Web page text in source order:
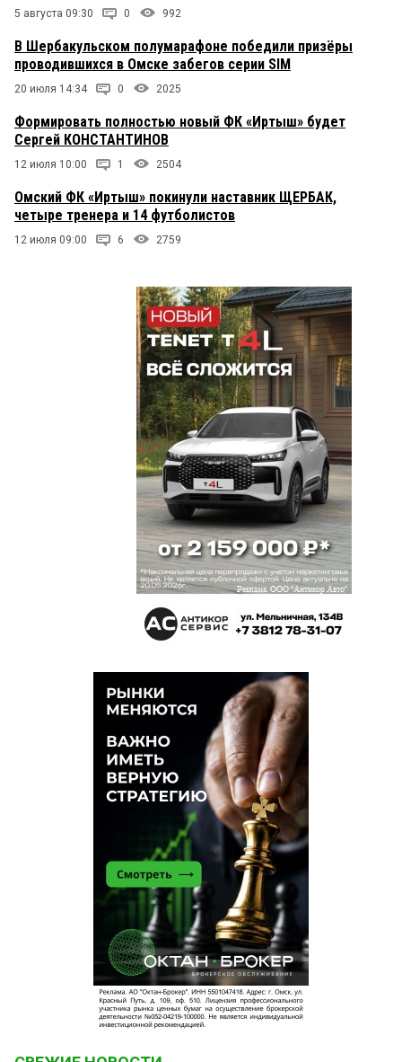
5 августа 09:30 0 992
В Шербакульском полумарафоне победили призёры
проводившихся в Омске забегов серии SIM
20 июля 14:34 0 2025
Формировать полностью новый ФК «Иртыш» будет
Сергей КОНСТАНТИНОВ
12 июля 10:00 1 2504
Омский ФК «Иртыш» покинули наставник ЩЕРБАК,
четыре тренера и 14 футболистов
12 июля 09:00 6 2759